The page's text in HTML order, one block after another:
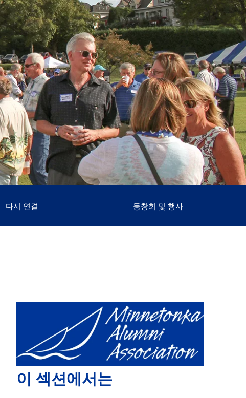
다시 연결 동창회 및 행사
이 섹션에서는